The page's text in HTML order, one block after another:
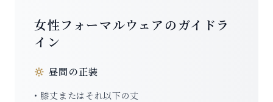
女性フォーマルウェアのガイドラ
イン
昼間の正装
• 膝丈またはそれ以下の丈